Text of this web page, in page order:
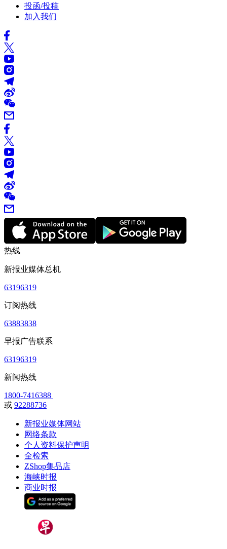
投函/投稿
加入我们
热线
新报业媒体总机
63196319
订阅热线
63883838
早报广告联系
63196319
新闻热线
1800-7416388
或 92288736
新报业媒体网站
网络条款
个人资料保护声明
全检索
ZShop集品店
海峡时报
商业时报